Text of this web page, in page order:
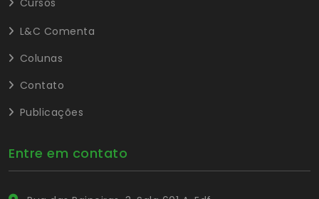
Cursos
L&C Comenta
Colunas
Contato
Publicações
Entre em contato